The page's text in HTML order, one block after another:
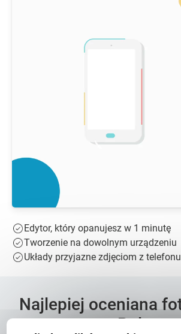
Edytor, który opanujesz w 1 minutę
Tworzenie na dowolnym urządzeniu
Układy przyjazne zdjęciom z telefonu
Najlepiej oceniana
w Polsce